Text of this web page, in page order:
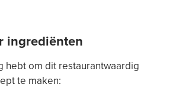
ingrediënten
hebt om dit restaurantwaardig
te maken: